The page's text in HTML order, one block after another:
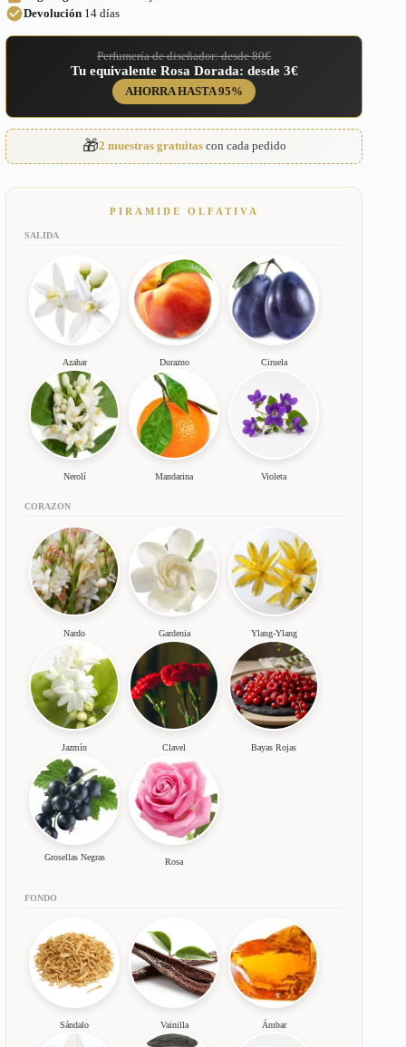
Mujer
319
Devolución 14 días
Perfumería de diseñador: desde 80€
Tu equivalente Rosa Dorada: desde 3€
AHORRA HASTA 95%
🎁2 muestras gratuitascon cada pedido
PIRAMIDE OLFATIVA
SALIDA
Azahar Durazno Ciruela
Nerolí Mandarina Violeta
CORAZON
Nardo Gardenia Ylang-Ylang
Jazmín Clavel Bayas Rojas
Grosellas Negras Rosa
FONDO
Sándalo Vainilla Ámbar